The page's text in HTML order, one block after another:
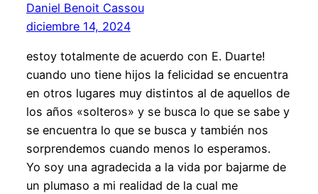
Daniel Benoit Cassou
diciembre 14, 2024
estoy totalmente de acuerdo con E. Duarte!
cuando uno tiene hijos la felicidad se encuentra
en otros lugares muy distintos al de aquellos de
los años «solteros» y se busca lo que se sabe y
se encuentra lo que se busca y también nos
sorprendemos cuando menos lo esperamos.
Yo soy una agradecida a la vida por bajarme de
un plumaso a mi realidad de la cual me